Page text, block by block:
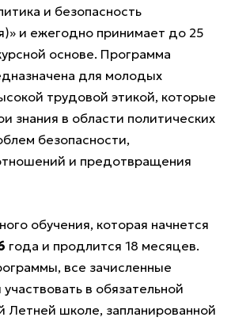
и безопасность
и ежегодно принимает до 25
основе. Программа
для молодых
трудовой этикой, которые
знания в области политических
безопасности,
и предотвращения
обучения, которая начнется
года и продлится 18 месяцев.
все зачисленные
в обязательной
Летней школе, запланированной